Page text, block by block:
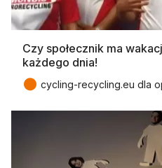
Czy społecznik ma
każdego dnia!
● cycling-recycling.eu dla